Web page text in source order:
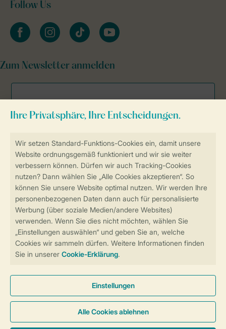
Sicherstellung Deiner Privatsphäre
Weitere Informationen und Einstellungen
Sicher und schnell zur Online-Buchung
Sichere Datenübertragung
Sicheres Bezahlen
Follow Us
facebookinstagramtiktok youtube
Zum Newsletter anmelden
Allgemeine Bedingungen Impressum
Cookies und Banner
Barrierefreiheit